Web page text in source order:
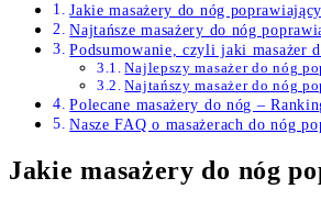
Jakie masażery do nóg
Najtańsze masażery do nóg
Podsumowanie, czyli jaki masażer
Najlepszy masażer do nóg
Najtańszy masażer do nóg
Polecane masażery do nóg –
Nasze FAQ o masażerach do nóg
Jakie masażery do nóg